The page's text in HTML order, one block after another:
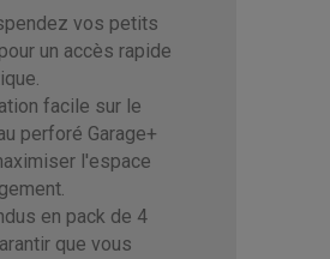
vos petits
un accès rapide
facile sur le
perforé Garage+
l'espace
en pack de 4
que vous